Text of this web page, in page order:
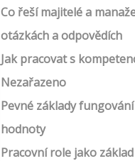
Co řeší majitelé a
otázkách a odpovědích
Jak pracovat s
Nezařazeno
Pevné základy
hodnoty
Pracovní role jako